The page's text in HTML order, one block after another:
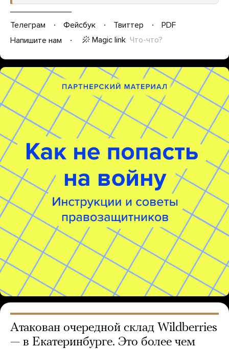
Телеграм Фейсбук Твиттер
PDF
Напишите нам
Magic link Что-что?
Атакован очередной склад Wildberries
— в Екатеринбурге. Это более чем